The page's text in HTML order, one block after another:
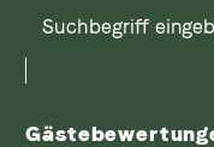
Suchbegriff